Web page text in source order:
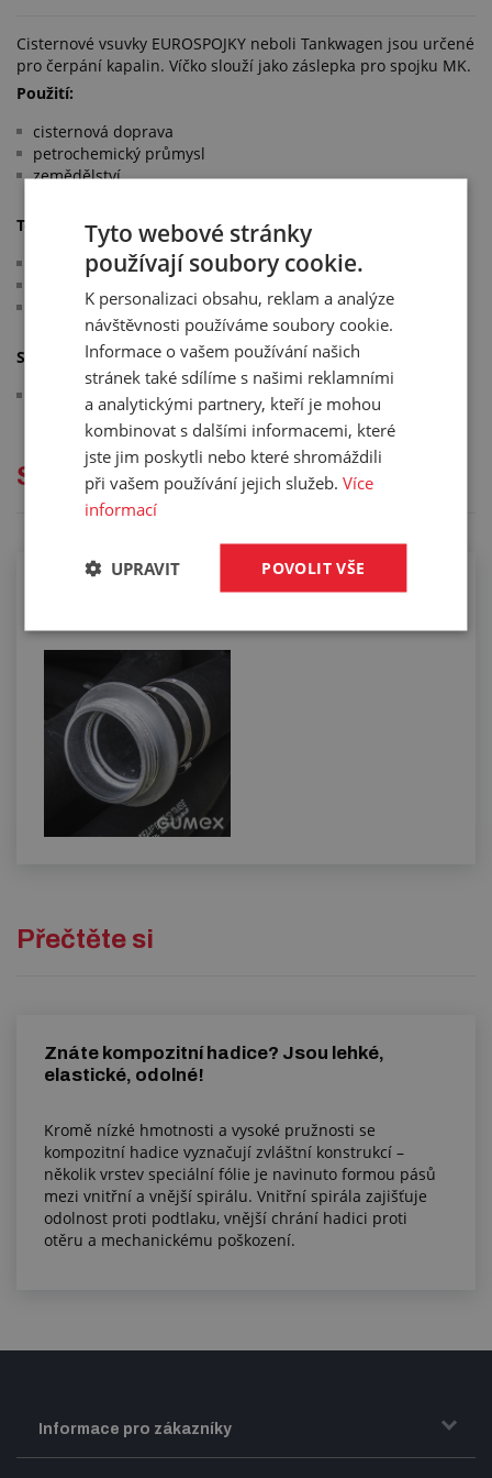
Cisternové vsuvky EUROSPOJKY neboli Tankwagen jsou určené
pro čerpání kapalin. Víčko slouží jako záslepka pro spojku MK.
Použití:
cisternová doprava
petrochemický průmysl
zemědělství
Technické parametry:
vzájemně kompatibilní jsou spojky se stejným DN
pracovní teplota: -20 °C/+70 °C
Splňuje normy:
Služby
Osazování tlakosacích hadic
Přečtěte si
Znáte kompozitní hadice? Jsou lehké,
elastické, odolné!
Kromě nízké hmotnosti a vysoké pružnosti se
kompozitní hadice vyznačují zvláštní konstrukcí –
několik vrstev speciální fólie je navinuto formou pásů
mezi vnitřní a vnější spirálu. Vnitřní spirála zajišťuje
odolnost proti podtlaku, vnější chrání hadici proti
otěru a mechanickému poškození.
Informace pro zákazníky
Tyto webové stránky
používají soubory cookie.
K personalizaci obsahu, reklam a analýze
návštěvnosti používáme soubory cookie.
Informace o vašem používání našich
stránek také sdílíme s našimi reklamními
a analytickými partnery, kteří je mohou
kombinovat s dalšími informacemi, které
jste jim poskytli nebo které shromáždili
při vašem používání jejich služeb.Více
informací
POVOLIT VŠE
UPRAVIT